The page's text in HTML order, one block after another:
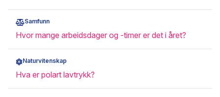
Samfunn
Hvor mange arbeidsdager og -timer er det i året?
Naturvitenskap
Hva er polart lavtrykk?